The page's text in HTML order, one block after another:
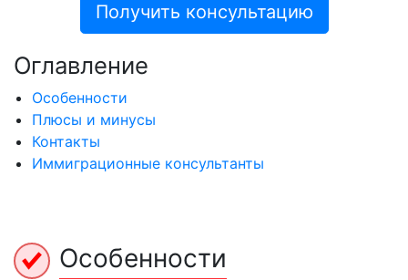
Получить консультацию
Оглавление
Особенности
Плюсы и минусы
Контакты
Иммиграционные консультанты
Особенности